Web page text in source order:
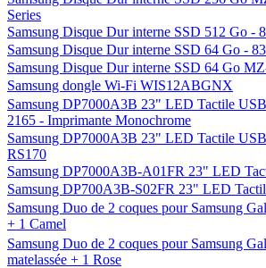
Series
Samsung Disque Dur interne SSD 512 Go -
Samsung Disque Dur interne SSD 64 Go -
Samsung Disque Dur interne SSD 64 Go
Samsung dongle Wi-Fi WIS12ABGNX
Samsung DP7000A3B 23" LED Tactile
2165 - Imprimante Monochrome
Samsung DP7000A3B 23" LED Tactile
RS170
Samsung DP7000A3B-A01FR 23" LED
Samsung DP700A3B-S02FR 23" LED
Samsung Duo de 2 coques pour Samsung
+ 1 Camel
Samsung Duo de 2 coques pour Samsung
matelassée + 1 Rose